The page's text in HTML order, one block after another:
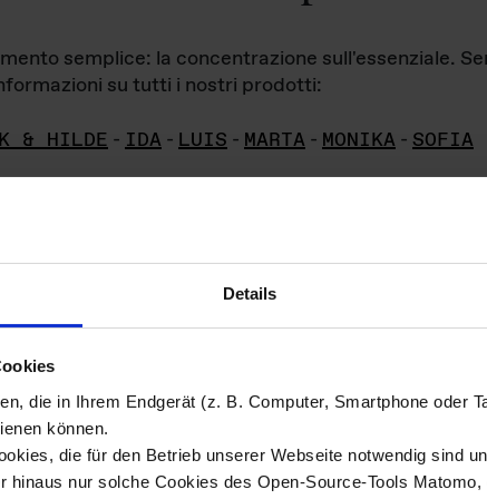
Details
die in Ihrem Endgerät (z. B. Computer, Smartphone oder
können.
die für den Betrieb unserer Webseite notwendig sind
hinaus nur solche Cookies des Open-Source-Tools
semplice: la concentrazione sull'essenziale.
su tutti i nostri prodotti:
& HILDE - IDA - LUIS - MARTA - MONIKA - SOFIA
di
materiale fotografico sono detenuti daDas ganze